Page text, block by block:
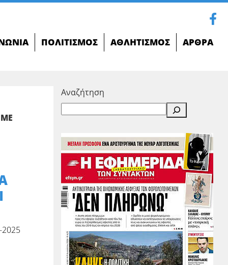
ΠΟΛΙΤΙΣΜΌΣ ΑΘΛΗΤΙΣΜΌΣ ΆΡΘΡΑ
2025
Αναζήτηση